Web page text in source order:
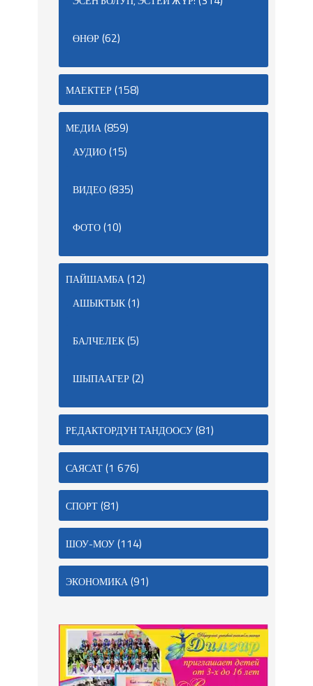
ӨНӨР(62)
МАЕКТЕР(158)
МЕДИА(859)
АУДИО(15)
ВИДЕО(835)
ФОТО(10)
ПАЙШАМБА(12)
АШЫКТЫК(1)
БАЛЧЕЛЕК(5)
ШЫПААГЕР(2)
РЕДАКТОРДУН ТАНДООСУ(81)
САЯСАТ(1 676)
СПОРТ(81)
ШОУ-МОУ(114)
ЭКОНОМИКА(91)